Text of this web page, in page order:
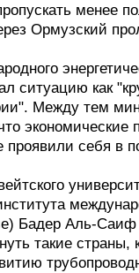
менее
Ормузский
ситуацию как
Между тем
экономические
себя в
Бадер Аль-Саиф
такие страны,